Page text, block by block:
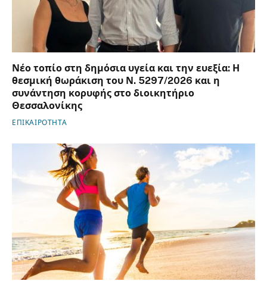
Νέο τοπίο στη δημόσια υγεία και την ευεξία: Η
θεσμική θωράκιση του Ν. 5297/2026 και η
συνάντηση κορυφής στο διοικητήριο
Θεσσαλονίκης
ΕΠΙΚΑΙΡΟΤΗΤΑ